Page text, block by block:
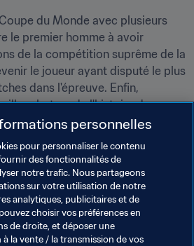
du Monde avec plusieurs
le premier homme à avoir
de la compétition suprême de la
le joueur ayant disputé le plus
dans l'épreuve. Enfin,
buteur de l'histoire du
remporter trois titres. Le tout
monde. Je veux être le meilleur
meilleur joueur", annonce-t-il en
personnelles
pour personnaliser le contenu
des fonctionnalités de
notre trafic. Nous partageons
sur votre utilisation de notre
analytiques, publicitaires et de
choisir vos préférences en
de droite, et déposer une
la vente / la transmission de vos